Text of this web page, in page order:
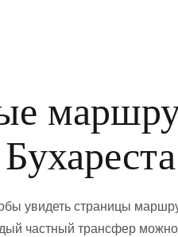
увидеть страницы
частный трансфер можно